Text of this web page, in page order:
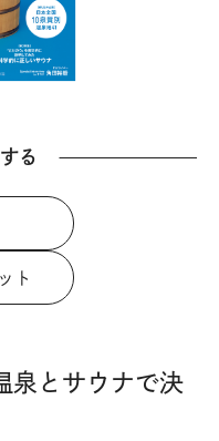
る
ト
泉とサウナで決